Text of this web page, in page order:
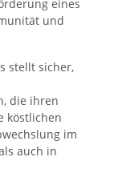
eines
und
stellt sicher,
die ihren
köstlichen
im
auch in